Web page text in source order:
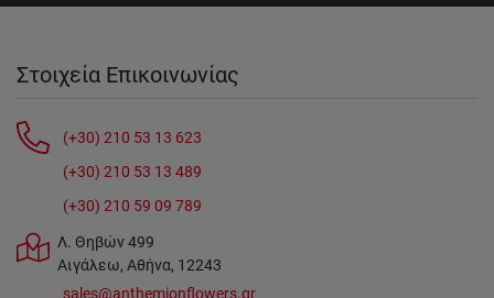
Στοιχεία Επικοινωνίας
(+30) 210 53 13 623
(+30) 210 53 13 489
(+30) 210 59 09 789
Λ. Θηβών 499
Αιγάλεω, Αθήνα, 12243
sales@anthemionflowers.gr